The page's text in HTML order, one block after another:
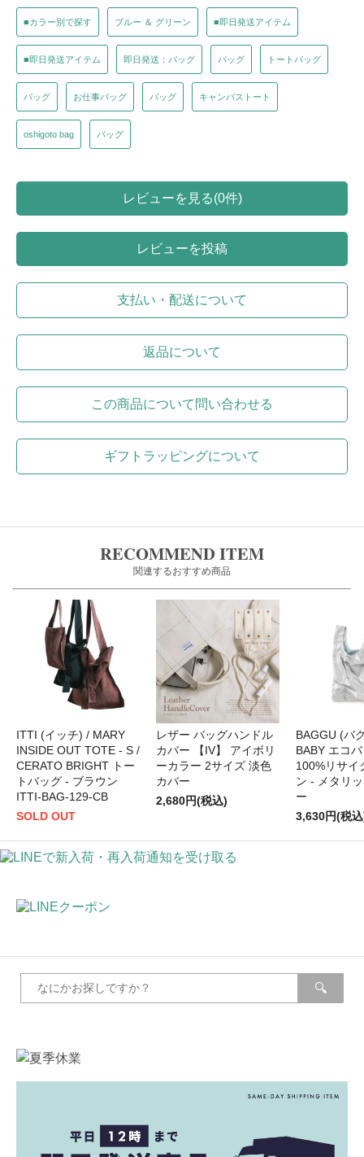
■カラー別で探す ブルー ＆ グリーン ■即日発送アイテム
■即日発送アイテム 即日発送：バッグ バッグ トートバッグ
バッグ お仕事バッグ バッグ キャンバストート
oshigoto bag バッグ
レビューを見る(0件)
レビューを投稿
支払い・配送について
返品について
この商品について問い合わせる
ギフトラッピングについて
RECOMMEND ITEM
関連するおすすめ商品
ITTI (イッチ) / MARY
INSIDE OUT TOTE - S /
CERATO BRIGHT トー
トバッグ - ブラウン
ITTI-BAG-129-CB
SOLD OUT
レザー バッグハンドル
カバー 【IV】 アイボリ
ーカラー 2サイズ 淡色
カバー
2,680円(税込)
BAGGU (バ
BABY エコ
100%リサイ
ン - メタリ
ー
3,630円(税